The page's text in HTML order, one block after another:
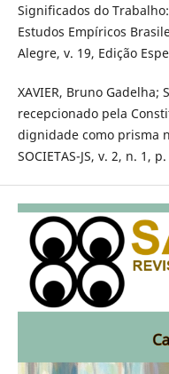
Significados do
Estudos Empíricos
Alegre, v. 19, Edição
XAVIER, Bruno Gadelha;
recepcionado pela
dignidade como prisma
SOCIETAS-JS, v. 2, n. 1,